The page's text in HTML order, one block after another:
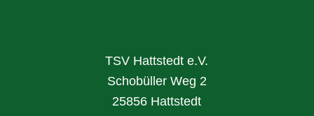
TSV Hattstedt e.V.
Schobüller Weg 2
25856 Hattstedt